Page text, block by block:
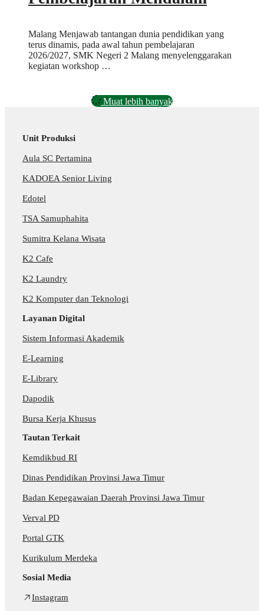
Malang Menjawab tantangan dunia pendidikan yang
terus dinamis, pada awal tahun pembelajaran
2026/2027, SMK Negeri 2 Malang menyelenggarakan
kegiatan workshop …
Muat lebih banyak
Unit Produksi
Aula SC Pertamina
KADOEA Senior Living
Edotel
TSA Samuphahita
Sumitra Kelana Wisata
K2 Cafe
K2 Laundry
K2 Komputer dan Teknologi
Layanan Digital
Sistem Informasi Akademik
E-Learning
E-Library
Dapodik
Bursa Kerja Khusus
Tautan Terkait
Kemdikbud RI
Dinas Pendidikan Provinsi Jawa Timur
Badan Kepegawaian Daerah Provinsi Jawa Timur
Verval PD
Portal GTK
Kurikulum Merdeka
Sosial Media
Instagram